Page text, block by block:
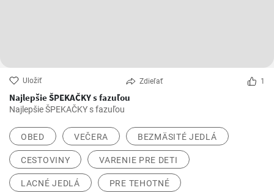
Uložiť Zdieľať 1
Najlepšie ŠPEKAČKY s fazuľou
Najlepšie ŠPEKAČKY s fazuľou
OBED VEČERA BEZMÄSITÉ JEDLÁ
CESTOVINY VARENIE PRE DETI
LACNÉ JEDLÁ PRE TEHOTNÉ